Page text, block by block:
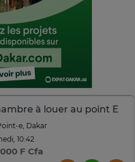
à louer au point E
e, Dakar
10:42
F Cfa